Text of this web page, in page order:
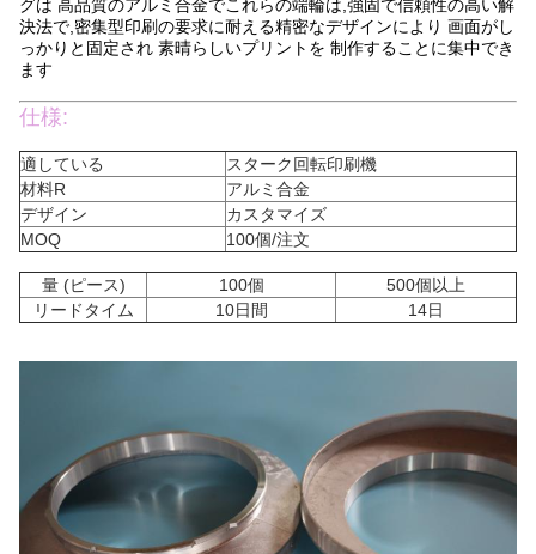
グは 高品質のアルミ合金でこれらの端輪は,強固で信頼性の高い解
決法で,密集型印刷の要求に耐える精密なデザインにより 画面がし
っかりと固定され 素晴らしいプリントを 制作することに集中でき
ます
仕様:
適している
スターク回転印刷機
材料R
アルミ合金
デザイン
カスタマイズ
MOQ
100個/注文
量 (ピース) 100個
500個以上
リードタイム
10日間 14日